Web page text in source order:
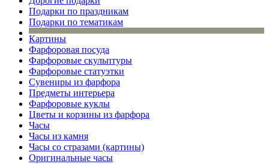
Подарки по праздникам
Подарки по тематикам
Картины
Фарфоровая посуда
Фарфоровые скульптуры
Фарфоровые статуэтки
Сувениры из фарфора
Предметы интерьера
Фарфоровые куклы
Цветы и корзины из фарфора
Часы
Часы из камня
Часы со стразами (картины)
Оригинальные часы